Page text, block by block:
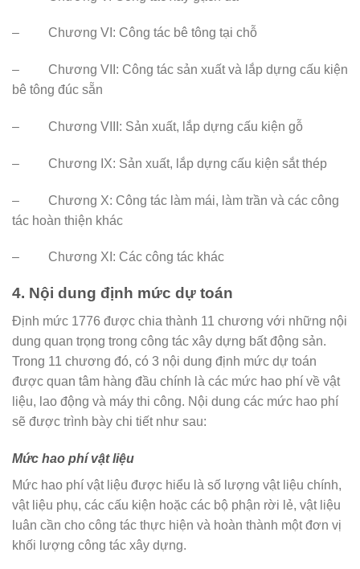
– Chương VI: Công tác bê tông tại chỗ
– Chương VII: Công tác sản xuất và lắp dựng cấu kiện
bê tông đúc sẵn
– Chương VIII: Sản xuất, lắp dựng cấu kiện gỗ
– Chương IX: Sản xuất, lắp dựng cấu kiện sắt thép
– Chương X: Công tác làm mái, làm trần và các công
tác hoàn thiện khác
– Chương XI: Các công tác khác
4. Nội dung định mức dự toán
Định mức 1776 được chia thành 11 chương với những nội
dung quan trọng trong công tác xây dựng bất động sản.
Trong 11 chương đó, có 3 nội dung định mức dự toán
được quan tâm hàng đầu chính là các mức hao phí về vật
liệu, lao động và máy thi công. Nội dung các mức hao phí
sẽ được trình bày chi tiết như sau:
Mức hao phí vật liệu
Mức hao phí vật liệu được hiểu là số lượng vật liệu chính,
vật liệu phụ, các cấu kiện hoặc các bộ phận rời lẻ, vật liệu
luân cần cho công tác thực hiện và hoàn thành một đơn vị
khối lượng công tác xây dựng.